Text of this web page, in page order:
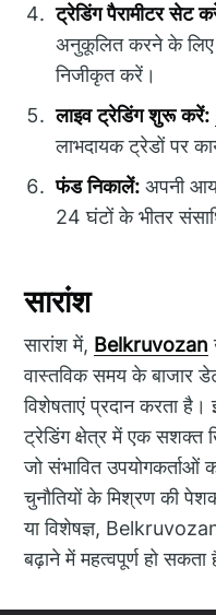
ट्रेडिंग पैरामीटर सेट
अनुकूलित करने के लिए
निजीकृत करें।
लाइव ट्रेडिंग शुरू करें:
लाभदायक ट्रेडों पर
फंड निकालें: अपनी
24 घंटों के भीतर
सारांश
सारांश में, Belkruvozan
वास्तविक समय के बाजार
विशेषताएं प्रदान करता है।
ट्रेडिंग क्षेत्र में एक सशक्त
जो संभावित
चुनौतियों के मिश्रण की
या विशेषज्ञ,
बढ़ाने में महत्वपूर्ण हो सकता